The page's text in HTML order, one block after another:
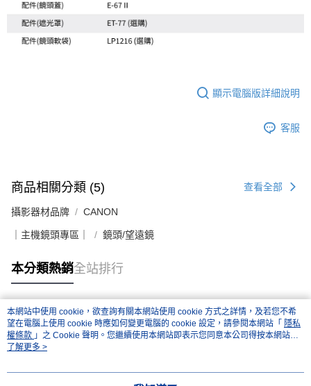
顯示電腦版詳細說明
客服
商品相關分類 (5) 查看全部
攝影器材品牌 CANON
｜主機鏡頭專區｜ 鏡頭/望遠鏡
本分類熱銷全站排行
熱門標籤
本網站中使用 cookie，欲查詢有關本網站使用 cookie 方式之詳情，及若您不希
望在電腦上使用 cookie 時應如何變更電腦的 cookie 設定，請參閱本網站「 隱私
權條款 」之 Cookie 聲明。您繼續使用本網站即表示您同意本公司得按本網站使
用條款之 Cookie 聲明使用 cookie。
了解更多 >